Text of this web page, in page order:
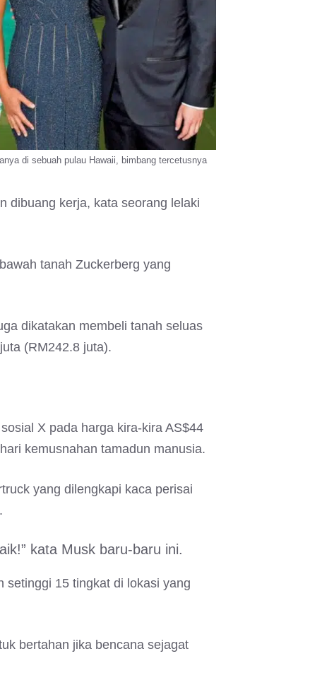
di sebuah pulau Hawaii, bimbang tercetusnya
dibuang kerja, kata seorang lelaki
tanah Zuckerberg yang
dikatakan membeli tanah seluas
(RM242.8 juta).
X pada harga kira-kira AS$44
kemusnahan tamadun manusia.
yang dilengkapi kaca perisai
kata Musk baru-baru ini.
setinggi 15 tingkat di lokasi yang
bertahan jika bencana sejagat